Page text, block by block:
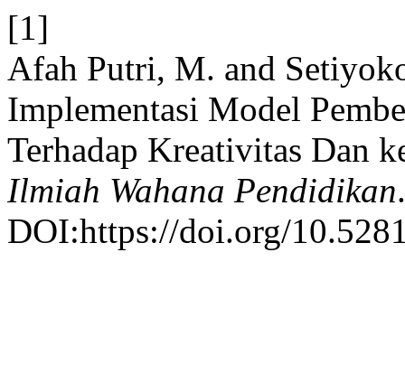
[1]
Afah Putri, M. and
Implementasi Model
Terhadap Kreativitas Dan
Ilmiah Wahana Pendidikan
DOI:https://doi.org/